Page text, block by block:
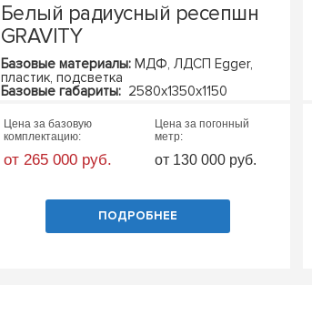
Белый радиусный ресепшн
GRAVITY
Базовые материалы:МДФ, ЛДСП Egger,
пластик, подсветка
Базовые габариты:2580х1350х1150
Цена за базовую
комплектацию:
от 265 000 руб.
Цена за погонный
метр:
от 130 000 руб.
ПОДРОБНЕЕ